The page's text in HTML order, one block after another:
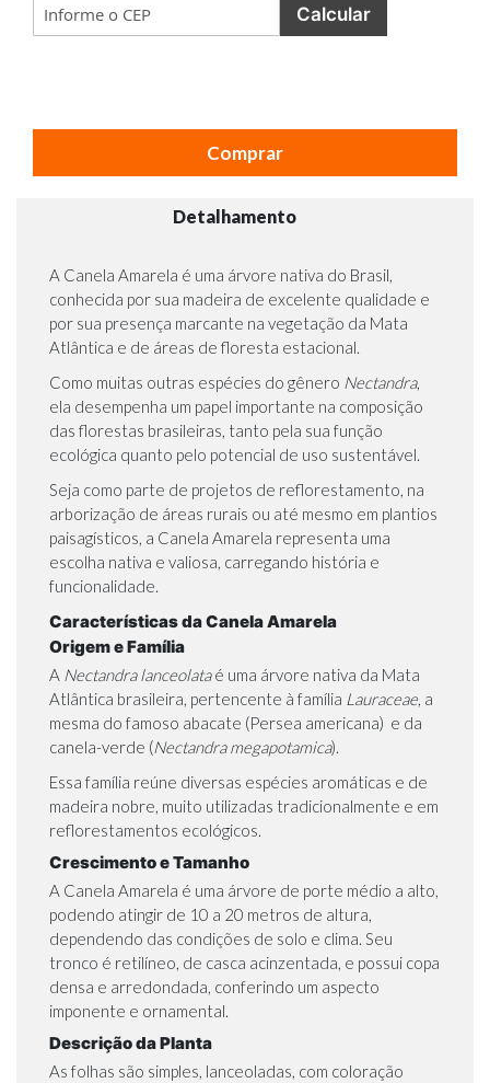
Calcular
Comprar
Detalhamento
A Canela Amarela é uma árvore nativa do Brasil,
conhecida por sua madeira de excelente qualidade e
por sua presença marcante na vegetação da Mata
Atlântica e de áreas de floresta estacional.
Como muitas outras espécies do gênero Nectandra,
ela desempenha um papel importante na composição
das florestas brasileiras, tanto pela sua função
ecológica quanto pelo potencial de uso sustentável.
Seja como parte de projetos de reflorestamento, na
arborização de áreas rurais ou até mesmo em plantios
paisagísticos, a Canela Amarela representa uma
escolha nativa e valiosa, carregando história e
funcionalidade.
Características da Canela Amarela
Origem e Família
A Nectandra lanceolataé uma árvore nativa da Mata
Atlântica brasileira, pertencente à família Lauraceae, a
mesma do famoso abacate (Persea americana) e da
canela-verde (Nectandra megapotamica).
Essa família reúne diversas espécies aromáticas e de
madeira nobre, muito utilizadas tradicionalmente e em
reflorestamentos ecológicos.
Crescimento e Tamanho
A Canela Amarela é uma árvore de porte médio a alto,
podendo atingir de 10 a 20 metros de altura,
dependendo das condições de solo e clima. Seu
tronco é retilíneo, de casca acinzentada, e possui copa
densa e arredondada, conferindo um aspecto
imponente e ornamental.
Descrição da Planta
As folhas são simples, lanceoladas, com coloração